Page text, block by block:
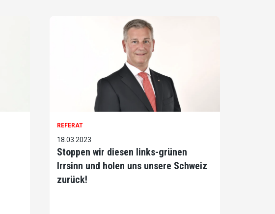
REFERAT
18.03.2023
Stoppen wir diesen links-grünen
Irrsinn und holen uns unsere Schweiz
zurück!